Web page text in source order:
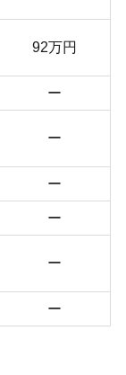
92万円
ー
ー
ー
ー
ー
ー